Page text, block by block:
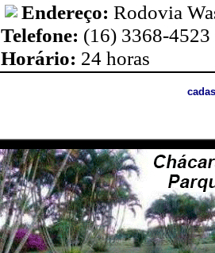
Endereço: Rodovia
Telefone: (16) 3368-4523
Horário: 24 horas